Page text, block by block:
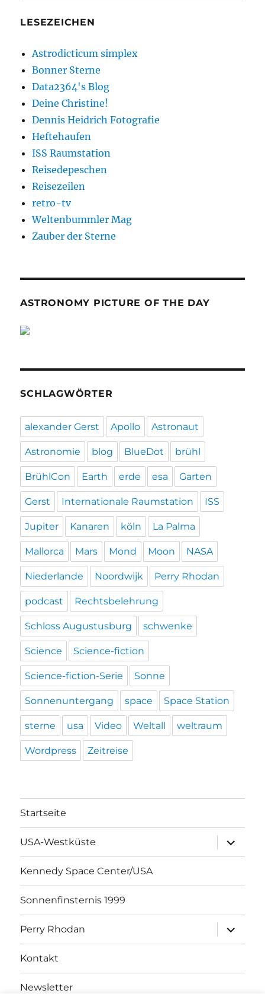
LESEZEICHEN
Astrodicticum simplex
Bonner Sterne
Data2364's Blog
Deine Christine!
Dennis Heidrich Fotografie
Heftehaufen
ISS Raumstation
Reisedepeschen
Reisezeilen
retro-tv
Weltenbummler Mag
Zauber der Sterne
ASTRONOMY PICTURE OF THE DAY
SCHLAGWÖRTER
alexander Gerst Apollo Astronaut
Astronomie blog BlueDot brühl
BrühlCon Earth erde esa Garten
Gerst Internationale Raumstation ISS
Jupiter Kanaren köln La Palma
Mallorca Mars Mond Moon NASA
Niederlande Noordwijk Perry Rhodan
podcast Rechtsbelehrung
Schloss Augustusburg schwenke
Science Science-fiction
Science-fiction-Serie Sonne
Sonnenuntergang space Space Station
sterne usa Video Weltall weltraum
Wordpress Zeitreise
Startseite
USA-Westküste
öffnen
Kennedy Space Center/USA
Sonnenfinsternis 1999
Perry Rhodan
öffnen
Kontakt
Newsletter